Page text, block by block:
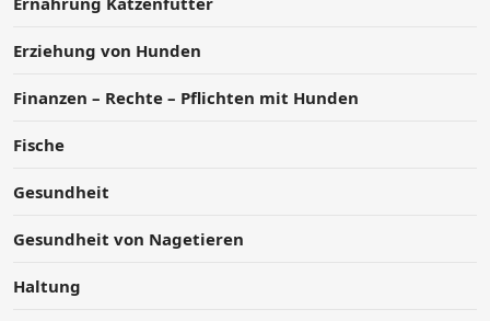
Erziehung von Hunden
Finanzen – Rechte – Pflichten mit Hunden
Fische
Gesundheit
Gesundheit von Nagetieren
Haltung